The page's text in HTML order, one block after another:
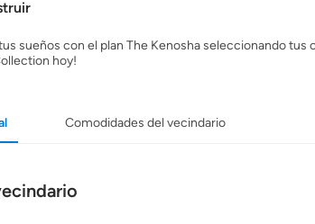
sueños con el plan The Kenosha seleccionando
hoy!
Comodidades del vecindario